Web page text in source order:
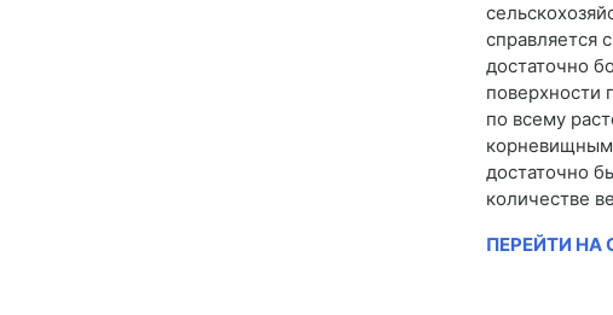
справляется
достаточно
поверхности
по всему
достаточно
количестве
ПЕРЕЙТИ